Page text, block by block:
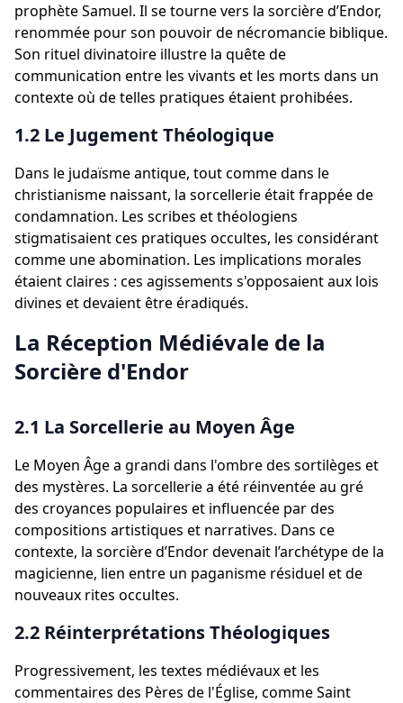
prophète Samuel. Il se tourne vers la sorcière d’Endor,
renommée pour son pouvoir de nécromancie biblique.
Son rituel divinatoire illustre la quête de
communication entre les vivants et les morts dans un
contexte où de telles pratiques étaient prohibées.
1.2 Le Jugement Théologique
Dans le judaïsme antique, tout comme dans le
christianisme naissant, la sorcellerie était frappée de
condamnation. Les scribes et théologiens
stigmatisaient ces pratiques occultes, les considérant
comme une abomination. Les implications morales
étaient claires : ces agissements s'opposaient aux lois
divines et devaient être éradiqués.
La Réception Médiévale de la
Sorcière d'Endor
2.1 La Sorcellerie au Moyen Âge
Le Moyen Âge a grandi dans l'ombre des sortilèges et
des mystères. La sorcellerie a été réinventée au gré
des croyances populaires et influencée par des
compositions artistiques et narratives. Dans ce
contexte, la sorcière d’Endor devenait l’archétype de la
magicienne, lien entre un paganisme résiduel et de
nouveaux rites occultes.
2.2 Réinterprétations Théologiques
Progressivement, les textes médiévaux et les
commentaires des Pères de l'Église, comme Saint